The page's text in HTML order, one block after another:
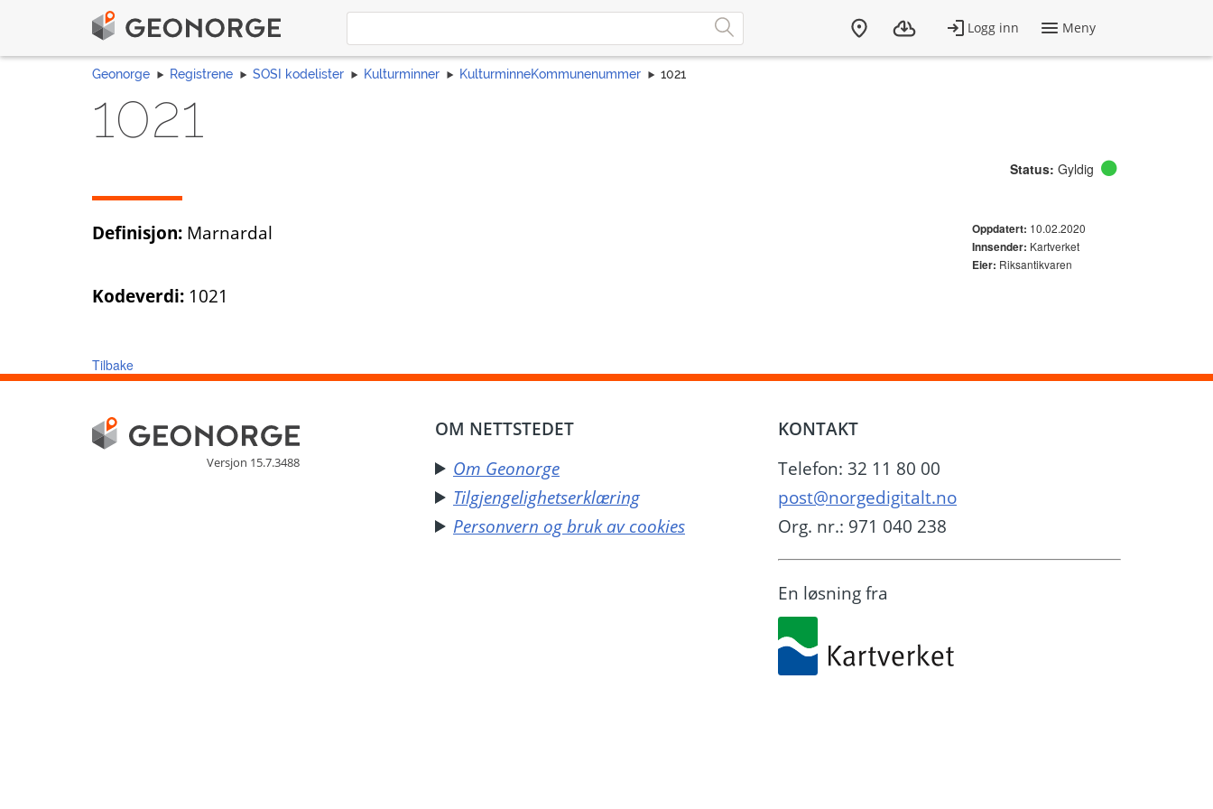
Geonorge Registrene SOSI kodelister Kulturminner KulturminneKommunenummer 1021
1021
Status: Gyldig
Definisjon: Marnardal Oppdatert: 10.02.2020
Innsender: Kartverket
Eier: Riksantikvaren
Kodeverdi: 1021
Tilbake